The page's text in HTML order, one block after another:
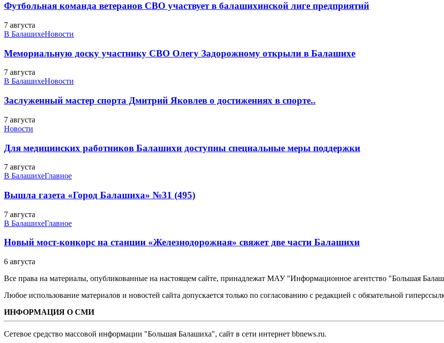
Футбольная команда ветеранов СВО участвует в балашихинской лиге предприятий
7 августа
В БалашихеНовости
Мемориальную доску участнику СВО Олегу Задорожному открыли в Балашихе
7 августа
В БалашихеНовости
Заслуженный мастер спорта Дмитрий Яковлев о достижениях в спорте..
7 августа
Новости
Для медицинских работников Балашихи доступны специальные меры поддержки
7 августа
В БалашихеГлавное
Вышла газета «Город Балашиха» №31 (495)
7 августа
В БалашихеГлавное
Новый мост-конкорс на станции «Железнодорожная» свяжет две части Балашихи
6 августа
Все права на материалы, опубликованные на настоящем сайте, принадлежат МАУ "Информационное агентство "Большая
Любое использование материалов и новостей сайта допускается только по согласованию с редакцией с обязательной
ИНФОРМАЦИЯ О СМИ
Сетевое средство массовой информации "Большая Балашиха", сайт в сети интернет bbnews.ru.